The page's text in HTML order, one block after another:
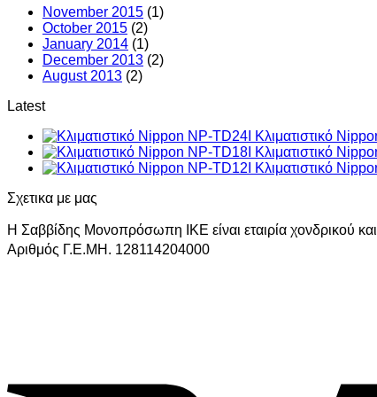
November 2015 (1)
October 2015 (2)
January 2014 (1)
December 2013 (2)
August 2013 (2)
Latest
Κλιματιστικό
Κλιματιστικό
Κλιματιστικό
Σχετικα με μας
Η Σαββίδης Μονοπρόσωπη ΙΚΕ είναι εταιρία χονδρικού
Αριθμός Γ.Ε.ΜΗ. 128114204000